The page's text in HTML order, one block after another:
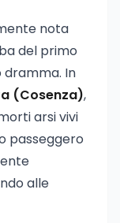
nota
del primo
dramma. In
(Cosenza),
arsi vivi
passeggero
alle